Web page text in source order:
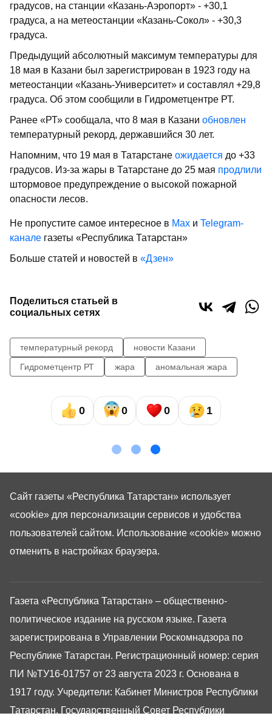
градусов, на станции «Казань-Аэропорт» - +30,1
градуса, а на метеостанции «Казань-Сокол» - +30,3
градуса.
Предыдущий абсолютный максимум температуры для
18 мая в Казани был зарегистрирован в 1923 году на
метеостанции «Казань-Университет» и составлял +29,8
градуса. Об этом сообщили в Гидрометцентре РТ.
Ранее «РТ» сообщала, что 8 мая в Казани обновлен
температурный рекорд, державшийся 30 лет.
Напомним, что 19 мая в Татарстане ожидается до +33
градусов. Из-за жары в Татарстане до 25 мая продлили
штормовое предупреждение о высокой пожарной
опасности лесов.
Не пропустите самое интересное в Max и Telegram-
канале газеты «Республика Татарстан»
Больше статей и новостей в «Дзен»
Поделиться статьей в
социальных сетях
температурный рекорд
новости Казани
Гидрометцентр РТ
жара аномальная жара
0 0 0 1
Газета «Республика Татарстан» – общественно-
политическое издание на русском языке. Газета
зарегистрирована в Управлении Роскомнадзора по
Республике Татарстан. Регистрационный номер: серия
ПИ №ТУ16-01757 от 23 августа 2023 г. Основана в
1917 году. Учредители: Кабинет Министров Республики
Татарстан, Государственный Совет Республики
Сайт газеты «Республика Татарстан» использует
«cookie» для персонализации сервисов и удобства
пользователей сайтом. Использование «cookie» можно
отменить в настройках браузера.